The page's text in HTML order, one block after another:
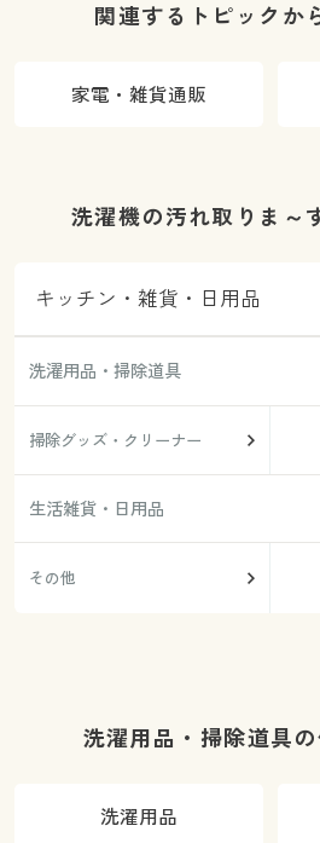
関連するトピックか
家電・雑貨通販
洗濯機の汚れ取りま～
キッチン・雑貨・日用品
洗濯用品・掃除道具
掃除グッズ・クリーナー
生活雑貨・日用品
その他
洗濯用品・掃除道具
洗濯用品